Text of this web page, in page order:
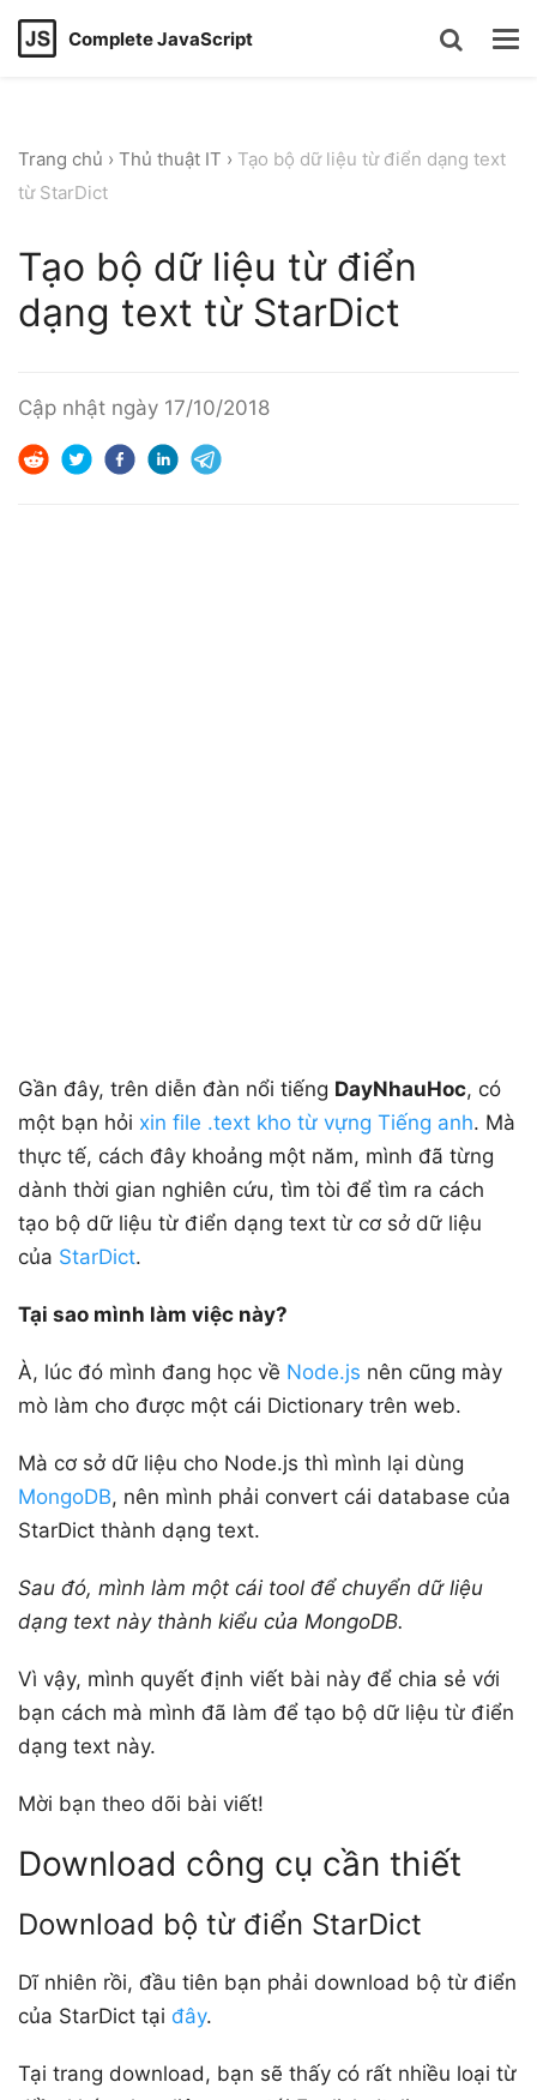
Complete JavaScript
Trang chủ › Thủ thuật IT › Tạo bộ dữ liệu từ điển dạng text
từ StarDict
Tạo bộ dữ liệu từ điển
dạng text từ StarDict
Cập nhật ngày 17/10/2018
Gần đây, trên diễn đàn nổi tiếng DayNhauHoc, có
một bạn hỏi xin file .text kho từ vựng Tiếng anh. Mà
thực tế, cách đây khoảng một năm, mình đã từng
dành thời gian nghiên cứu, tìm tòi để tìm ra cách
tạo bộ dữ liệu từ điển dạng text từ cơ sở dữ liệu
của StarDict.
Tại sao mình làm việc này?
À, lúc đó mình đang học về Node.js nên cũng mày
mò làm cho được một cái Dictionary trên web.
Mà cơ sở dữ liệu cho Node.js thì mình lại dùng
MongoDB, nên mình phải convert cái database của
StarDict thành dạng text.
Sau đó, mình làm một cái tool để chuyển dữ liệu
dạng text này thành kiểu của MongoDB.
Vì vậy, mình quyết định viết bài này để chia sẻ với
bạn cách mà mình đã làm để tạo bộ dữ liệu từ điển
dạng text này.
Mời bạn theo dõi bài viết!
Download công cụ cần thiết
Download bộ từ điển StarDict
Dĩ nhiên rồi, đầu tiên bạn phải download bộ từ điển
của StarDict tại đây.
Tại trang download, bạn sẽ thấy có rất nhiều loại từ